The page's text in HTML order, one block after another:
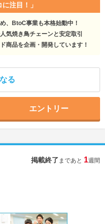
に注目！」
、BtoC事業も本格始動中！
気焼き鳥チェーンと安定取引
商品を企画・開発しています！
る
エントリー
掲載終了 まであと 1週間